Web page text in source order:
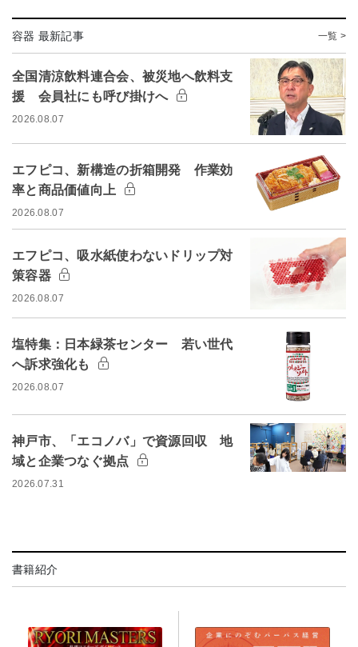
容器 最新記事 一覧 >
全国清涼飲料連合会、被災地へ飲料支
援 会員社にも呼び掛けへ
2026.08.07
エフピコ、新構造の折箱開発 作業効
率と商品価値向上
2026.08.07
エフピコ、吸水紙使わないドリップ対
策容器
2026.08.07
塩特集：日本緑茶センター 若い世代
へ訴求強化も
2026.08.07
神戸市、「エコノバ」で資源回収 地
域と企業つなぐ拠点
2026.07.31
書籍紹介